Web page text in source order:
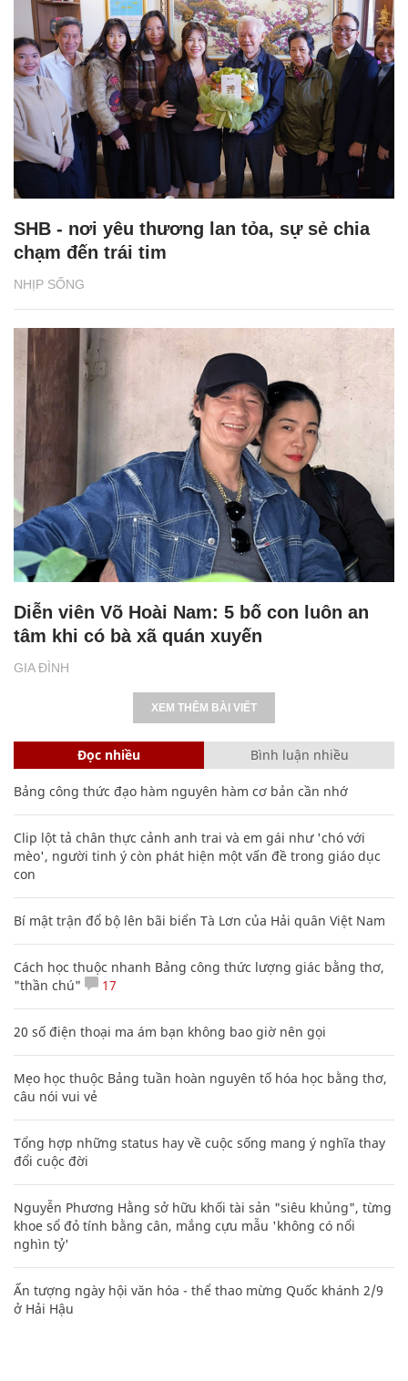
NHỊP SỐNG
SHB - nơi yêu thương lan tỏa, sự sẻ chia
chạm đến trái tim
GIA ĐÌNH
Diễn viên Võ Hoài Nam: 5 bố con luôn an
tâm khi có bà xã quán xuyến
XEM THÊM BÀI VIẾT
Đọc nhiều Bình luận nhiều
Bảng công thức đạo hàm nguyên hàm cơ bản cần nhớ
Clip lột tả chân thực cảnh anh trai và em gái như 'chó với
mèo', người tinh ý còn phát hiện một vấn đề trong giáo dục
con
Bí mật trận đổ bộ lên bãi biển Tà Lơn của Hải quân Việt Nam
Cách học thuộc nhanh Bảng công thức lượng giác bằng thơ,
"thần chú"
17
20 số điện thoại ma ám bạn không bao giờ nên gọi
Mẹo học thuộc Bảng tuần hoàn nguyên tố hóa học bằng thơ,
câu nói vui vẻ
Tổng hợp những status hay về cuộc sống mang ý nghĩa thay
đổi cuộc đời
Nguyễn Phương Hằng sở hữu khối tài sản "siêu khủng", từng
khoe sổ đỏ tính bằng cân, mắng cựu mẫu 'không có nổi
nghìn tỷ'
Ấn tượng ngày hội văn hóa - thể thao mừng Quốc khánh 2/9
ở Hải Hậu